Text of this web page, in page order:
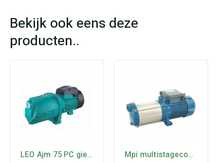
LEO Ajm 75 PC gietijzeren JET pomp Mpi multistagecontrol type M